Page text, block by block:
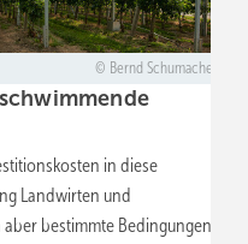
Bernd Schumacher
in diese
Landwirten und
bestimmte Bedingungen.